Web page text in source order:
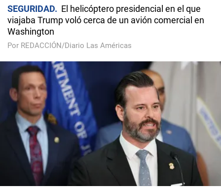
SEGURIDAD
El helicóptero presidencial en el que
viajaba Trump voló cerca de un avión comercial en
Washington
Por REDACCIÓN/Diario Las Américas